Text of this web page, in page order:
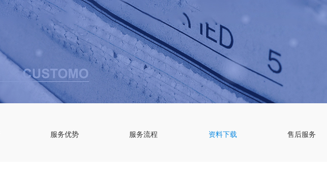
服务优势 服务流程 资料下载 售后服务